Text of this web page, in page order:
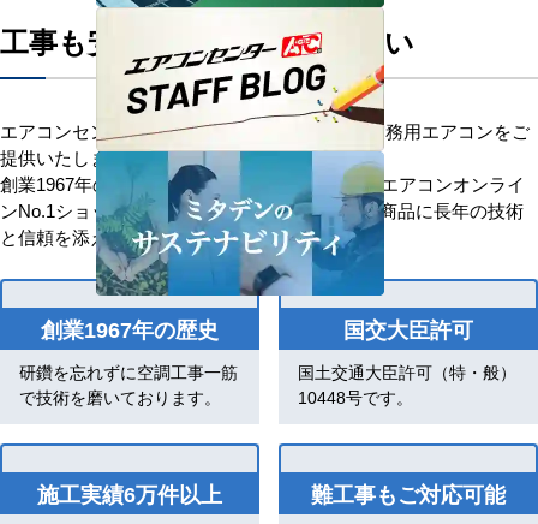
工事も安心してお任せください
エアコンセンターACはお客様に安心を添えて業務用エアコンをご
提供いたします。
創業1967年の歴史を持つ、信頼と安心の業務用エアコンオンライ
ンNo.1ショップです。「お客様を大切に」優良商品に長年の技術
と信頼を添え、感動価格でお応えします。
創業1967年の歴史
研鑽を忘れずに空調工事一筋
で技術を磨いております。
国交大臣許可
国土交通大臣許可（特・般）
10448号です。
施工実績6万件以上 難工事もご対応可能